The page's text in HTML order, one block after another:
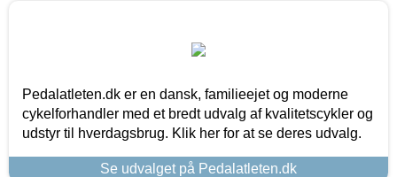
Pedalatleten.dk er en dansk, familieejet og moderne
cykelforhandler med et bredt udvalg af kvalitetscykler og
udstyr til hverdagsbrug. Klik her for at se deres udvalg.
Se udvalget på Pedalatleten.dk